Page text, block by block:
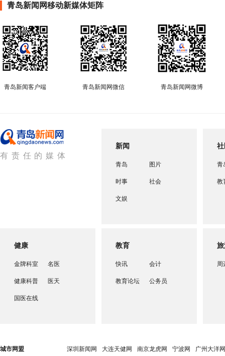
青岛新闻网移动新媒体矩阵
青岛新闻客户端 青岛新闻网微信 青岛新闻网微博
有责任的媒体
新闻
青岛 图片
时事 社会
文娱
青
教
健康
金牌科室 名医
健康科普 医天
国医在线
教育
快讯 会计
教育论坛 公务员
周
城市网盟 深圳新闻网 大连天健网 南京龙虎网 宁波网
广州大洋网